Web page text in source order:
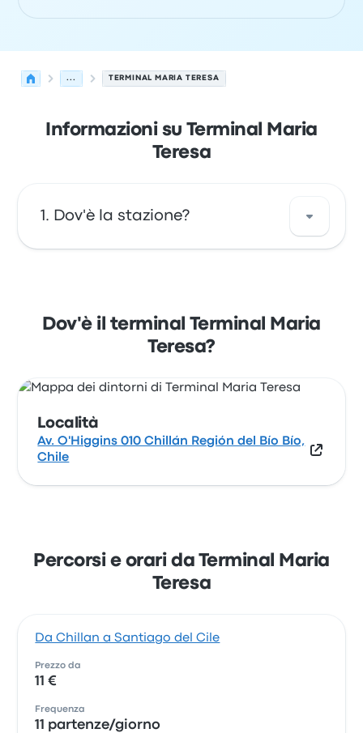
... TERMINAL MARIA TERESA
Informazioni su Terminal Maria
Teresa
Dov'è la stazione?
Chile. Osserva la posizione di questa fermata
di autobus di Chillan su una mappa.
Dov'è il terminal Terminal Maria
Teresa?
Località
Av. O'Higgins 010 Chillán Región del Bío Bío,
Chile
Percorsi e orari da Terminal Maria
Teresa
Da Chillan a Santiago del Cile
Prezzo da
11 €
Frequenza
11 partenze/giorno